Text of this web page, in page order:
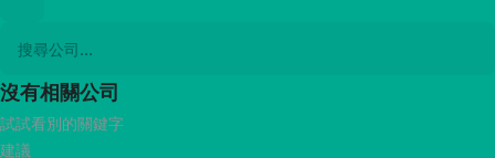
沒有相關公司
試試看別的關鍵字
建議